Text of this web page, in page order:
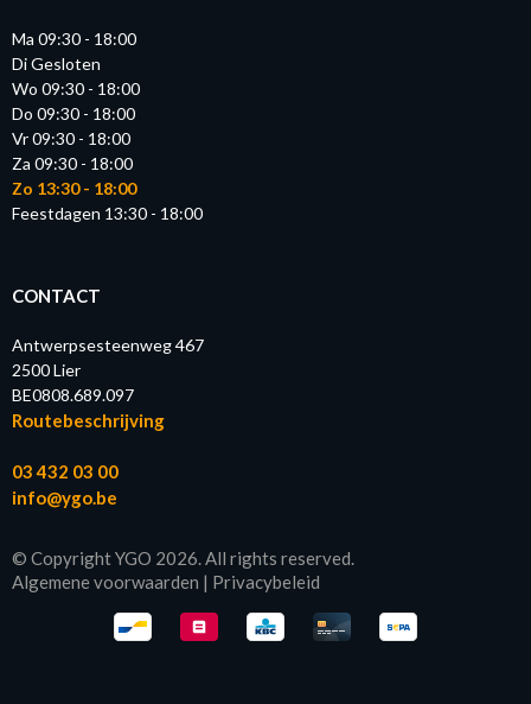
Ma 09:30 - 18:00
Di Gesloten
Wo 09:30 - 18:00
Do 09:30 - 18:00
Vr 09:30 - 18:00
Za 09:30 - 18:00
Zo 13:30 - 18:00
Feestdagen 13:30 - 18:00
CONTACT
Antwerpsesteenweg 467
2500 Lier
BE0808.689.097
Routebeschrijving
03 432 03 00
info@ygo.be
© Copyright YGO 2026. All rights reserved.
Algemene voorwaarden | Privacybeleid